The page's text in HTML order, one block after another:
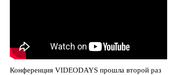
Конференция VIDEODAYS прошла второй раз